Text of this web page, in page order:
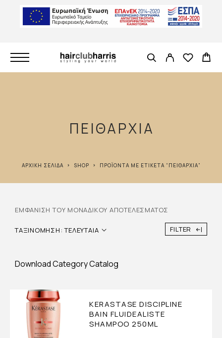
ΠΕΙΘΑΡΧΙΑ
ΑΡΧΙΚΉ ΣΕΛΊΔΑ SHOP ΠΡΟΪΌΝΤΑ ΜΕ ΕΤΙΚΈΤΑ “ΠΕΙΘΑΡΧΙΑ”
ΕΜΦΆΝΙΣΗ ΤΟΥ ΜΟΝΑΔΙΚΟΎ ΑΠΟΤΕΛΈΣΜΑΤΟΣ
ΤΑΞΙΝΌΜΗΣΗ: ΤΕΛΕΥΤΑΊΑ FILTER
Download Category Catalog
KERASTASE DISCIPLINE
BAIN FLUIDEALISTE
SHAMPOO 250ML